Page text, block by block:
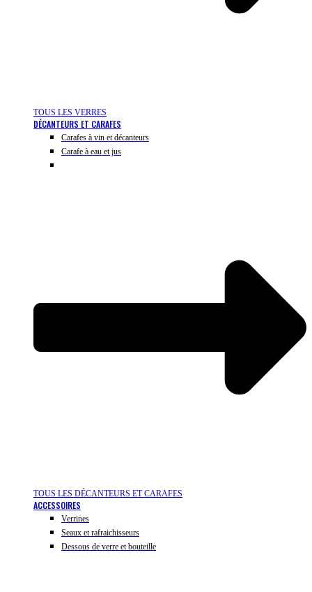
TOUS LES VERRES
DÉCANTEURS ET CARAFES
Carafes à vin et décanteurs
Carafe à eau et jus
TOUS LES DÉCANTEURS ET CARAFES
ACCESSOIRES
Verrines
Seaux et rafraichisseurs
Dessous de verre et bouteille